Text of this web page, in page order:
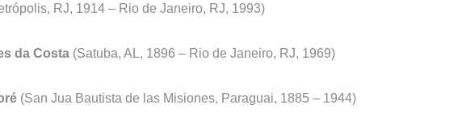
RJ, 1914 – Rio de Janeiro, RJ, 1993)
da Costa (Satuba, AL, 1896 – Rio de Janeiro, RJ, 1969)
(San Jua Bautista de las Misiones, Paraguai, 1885 – 1944)